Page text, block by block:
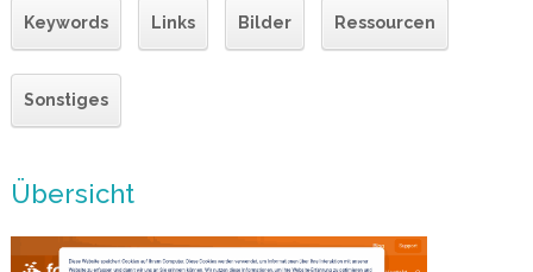
Keywords Links Bilder Ressourcen
Sonstiges
Übersicht